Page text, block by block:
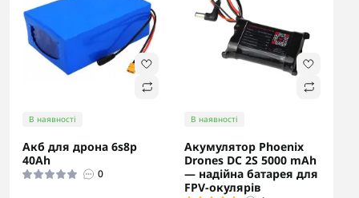
В наявності
Акб для дрона 6s8p
40Аh
0
В наявності
Акумулятор Phoenix
Drones DC 2S 5000 mAh
— надійна батарея для
FPV-окулярів